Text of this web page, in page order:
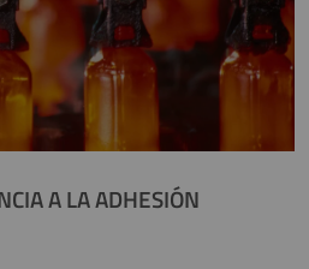
A LA ADHESIÓN